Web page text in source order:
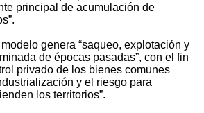
principal de acumulación de
genera “saqueo, explotación y
de épocas pasadas”, con el fin
privado de los bienes comunes
y el riesgo para
los territorios”.